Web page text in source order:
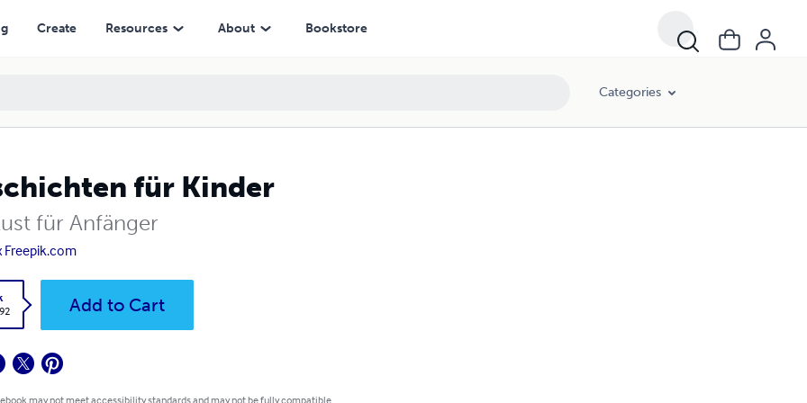
Create Resources About Bookstore
Categories
für Kinder
für Anfänger
Freepik.com
Add to Cart
may not meet accessibility standards and may not be fully compatible